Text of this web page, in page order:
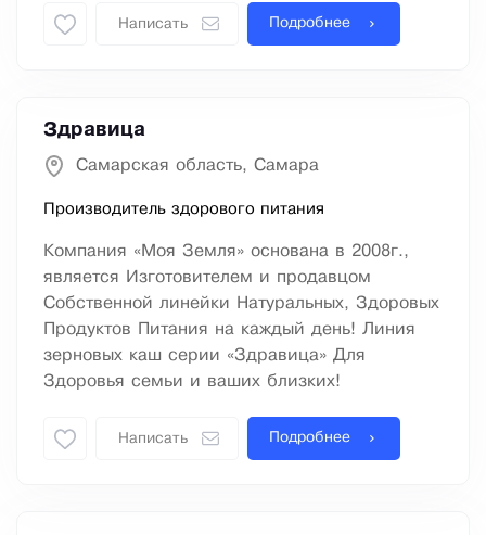
Написать Подробнее
Здравица
Самарская область, Самара
Производитель здорового питания
Компания «Моя Земля» основана в 2008г.,
является Изготовителем и продавцом
Собственной линейки Натуральных, Здоровых
Продуктов Питания на каждый день! Линия
зерновых каш серии «Здравица» Для
Здоровья семьи и ваших близких!
Написать Подробнее